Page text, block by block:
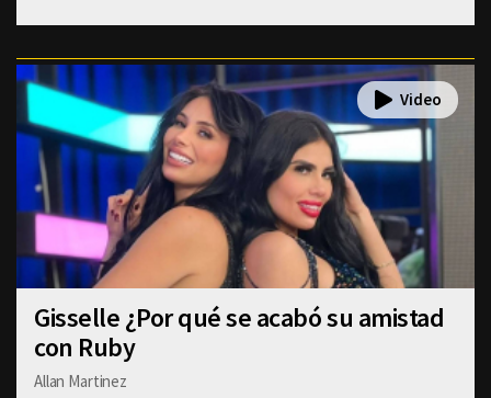
Gisselle ¿Por qué se acabó su amistad
con Ruby
Allan Martinez